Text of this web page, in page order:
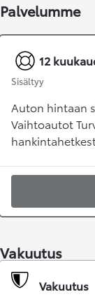
Palvelumme
12
Sisältyy
Auton hintaan
Vaihtoautot
Vakuutus
Vakuutus